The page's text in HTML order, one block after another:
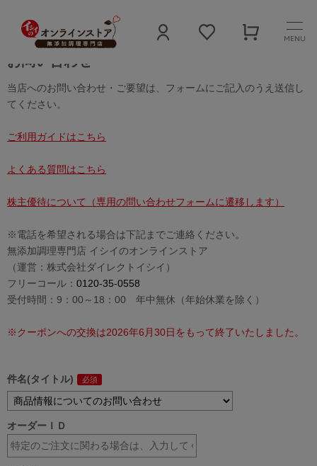
MENU
お問い合わせ
当店へのお問い合わせ・ご要望は、フォームにご記入のうえ送信し
てください。
ご利用ガイドはこちら
よくある質問はこちら
株主優待について（専用の問い合わせフォームに遷移します）
※電話を希望される場合は下記までご連絡ください。
無添加調理専門店 イシイのオンラインストア
（運営：株式会社ダイレクトイシイ）
フリーコール： 0120-35-0558
受付時間：9：00～18：00 年中無休（年始休業を除く）
※クーポンへの交換は2026年6月30日をもって終了いたしました。
件名(タイトル)
オーダーＩＤ